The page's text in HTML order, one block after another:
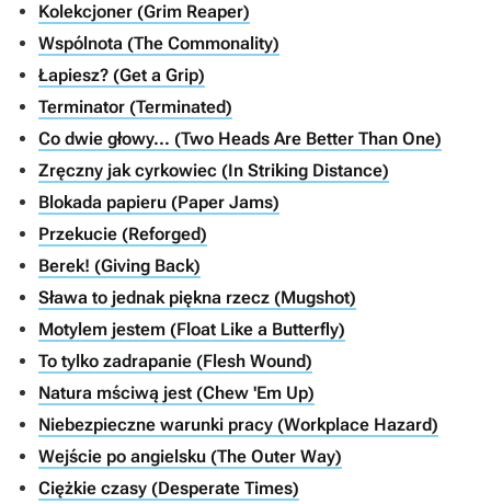
Kolekcjoner (Grim Reaper)
Wspólnota (The Commonality)
Łapiesz? (Get a Grip)
Terminator (Terminated)
Co dwie głowy... (Two Heads Are Better Than One)
Zręczny jak cyrkowiec (In Striking Distance)
Blokada papieru (Paper Jams)
Przekucie (Reforged)
Berek! (Giving Back)
Sława to jednak piękna rzecz (Mugshot)
Motylem jestem (Float Like a Butterfly)
To tylko zadrapanie (Flesh Wound)
Natura mściwą jest (Chew 'Em Up)
Niebezpieczne warunki pracy (Workplace Hazard)
Wejście po angielsku (The Outer Way)
Ciężkie czasy (Desperate Times)